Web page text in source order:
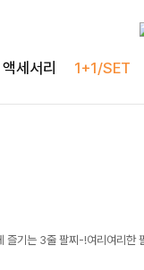
액세서리 1+1/SET
즐기는 3줄 팔찌-!여리여리한